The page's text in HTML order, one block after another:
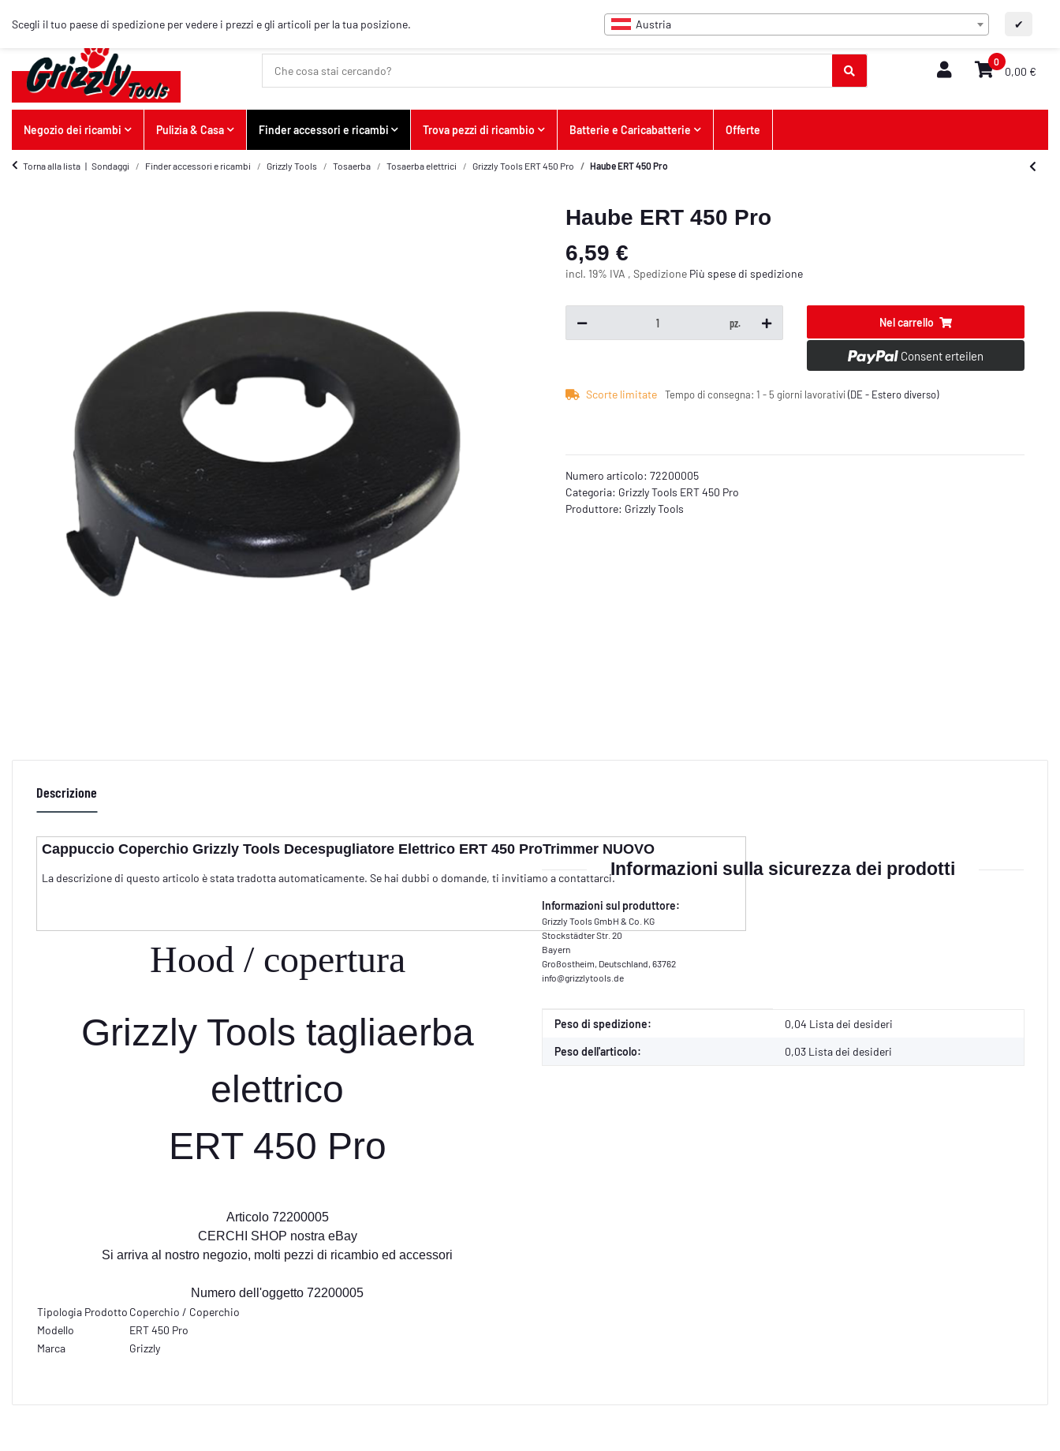
Scegli il tuo paese di spedizione per vedere i prezzi e gli articoli per la tua posizione. Austria ✔
IT Contatto
0
0,00 €
Negozio dei ricambi Pulizia & Casa Finder accessori e ricambi Trova pezzi di ricambio Batterie e Caricabatterie Offerte
Torna alla lista Sondaggi Finder accessori e ricambi Grizzly Tools Tosaerba Tosaerba elettrici Grizzly Tools ERT 450 Pro Haube ERT 450 Pro
Haube ERT 450 Pro
6,59 €
incl. 19% IVA , Spedizione Più spese di spedizione
pz. Nel carrello
Consent erteilen
Scorte limitate Tempo di consegna: 1 - 5 giorni lavorativi(DE - Estero diverso)
Numero articolo: 72200005
Categoria: Grizzly Tools ERT 450 Pro
Produttore: Grizzly Tools
Descrizione
Cappuccio Coperchio Grizzly Tools Decespugliatore Elettrico ERT 450 ProTrimmer NUOVO
La descrizione di questo articolo è stata tradotta automaticamente. Se hai dubbi o domande, ti invitiamo a contattarci.
Hood / copertura
Grizzly Tools tagliaerba
elettrico
ERT 450 Pro
Articolo 72200005
CERCHI SHOP nostra eBay
Si arriva al nostro negozio, molti pezzi di ricambio ed accessori
Numero dell'oggetto 72200005
Tipologia Prodotto Coperchio / Coperchio
Modello
ERT 450 Pro
Marca
Grizzly
Informazioni sulla sicurezza dei prodotti
Informazioni sul produttore:
Grizzly Tools GmbH & Co. KG
Stockstädter Str. 20
Bayern
Großostheim, Deutschland, 63762
info@grizzlytools.de
Caratteristica del prodotto
Valore
Peso di spedizione: 0,04 Lista dei desideri
Peso dell'articolo: 0,03 Lista dei desideri